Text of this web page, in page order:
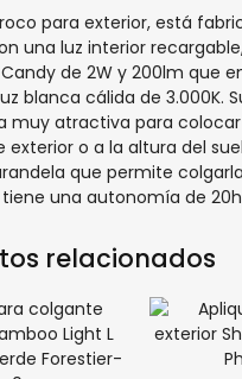
para exterior, está
una luz interior
de 2W y 200lm que
blanca cálida de 3.000K.
muy atractiva para
exterior o a la altura del
que permite
una autonomía de
relacionados